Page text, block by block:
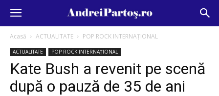
Acasă ACTUALITATE POP ROCK INTERNAȚIONAL
ACTUALITATE POP ROCK INTERNAȚIONAL
Kate Bush a revenit pe scenă
după o pauză de 35 de ani